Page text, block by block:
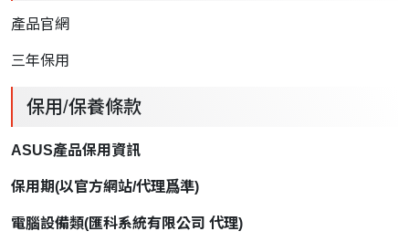
產品官網
三年保用
保用/保養條款
ASUS產品保用資訊
保用期(以官方網站/代理爲準)
電腦設備類(匯科系統有限公司 代理)